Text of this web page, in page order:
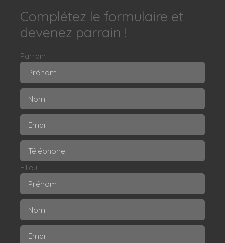
Complétez le formulaire et
devenez parrain !
Parrain
Prénom
Nom
Email
Téléphone
Filleul
Prénom
Nom
Email